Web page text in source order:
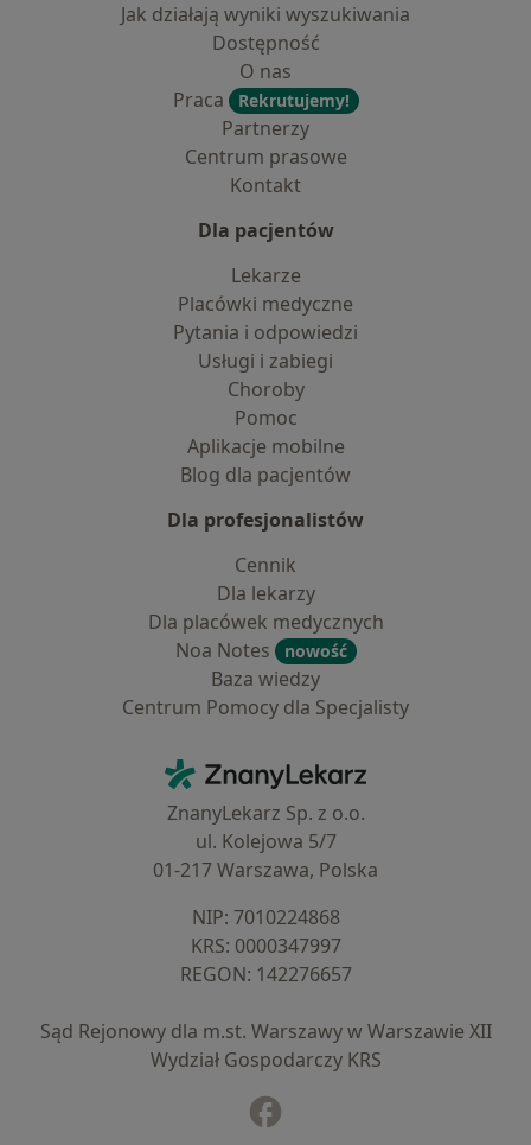
Jak działają wyniki wyszukiwania
Dostępność
O nas
Praca
Rekrutujemy!
Partnerzy
Centrum prasowe
Kontakt
Dla pacjentów
Lekarze
Placówki medyczne
Pytania i odpowiedzi
Usługi i zabiegi
Choroby
Pomoc
Aplikacje mobilne
Blog dla pacjentów
Dla profesjonalistów
Cennik
Dla lekarzy
Dla placówek medycznych
Noa Notes
nowość
Baza wiedzy
Centrum Pomocy dla Specjalisty
ZnanyLekarz - Strona główna
ZnanyLekarz Sp. z o.o.
ul. Kolejowa 5/7
01-217 Warszawa, Polska
NIP: ⁠7010224868
KRS: ⁠0000347997
REGON: ⁠142276657
Sąd Rejonowy dla m.st. Warszawy w Warszawie XII
Wydział Gospodarczy KRS